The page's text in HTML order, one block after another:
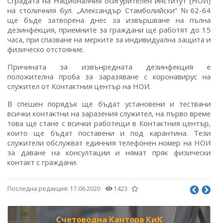
на столичния бул. „Александър Стамболийски“ №62-64
ще бъде затворена днес за извършване на пълна
дезинфекция, приемните за граждани ще работят до 15
часа, при спазване на мерките за индивидуална защита и
физическо отстояние.
Причината за извънредната дезинфекция е
положителна проба за заразяване с коронавирус на
служител от Контактния център на НОИ.
В спешен порядък ще бъдат установени и тествани
всички контактни на заразения служител, на първо време
това ще стане с всички работещи в Контактния център,
които ще бъдат поставени и под карантина. Тези
служители обслужват единния телефонен номер на НОИ
за даване на консултации и нямат пряк физически
контакт с граждани.
Последна редакция: 17.06.2020 1423
Счетоводна Кантора КиК